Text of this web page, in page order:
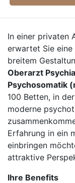
In einer privaten
erwartet Sie
breitem
Oberarzt
Psychosomatik
100 Betten, in
moderne
Erfahrung in ein
einbringen
attraktive
Ihre Benefits